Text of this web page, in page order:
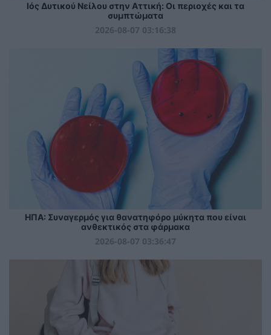
Ιός Δυτικού Νείλου στην Αττική: Οι περιοχές και τα
συμπτώματα
2026-08-07 03:16:38
ΗΠΑ: Συναγερμός για θανατηφόρο μύκητα που είναι
ανθεκτικός στα φάρμακα
2026-08-07 03:36:47